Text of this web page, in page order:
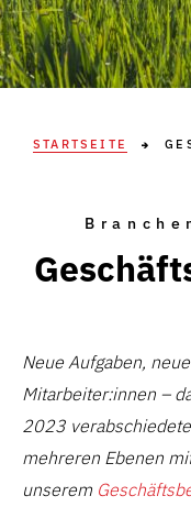
STARTSEITE
Neue Aufgaben,
Mitarbeiter:innen –
2023
mehreren Ebenen
unserem